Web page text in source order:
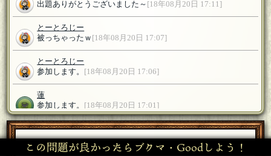
出題ありがとうございました～ [18年08月20日 17:11]
とーとろじー
被っちゃったｗ [18年08月20日 17:07]
とーとろじー
参加します。
[18年08月20日 17:06]
蓮
参加します。
[18年08月20日 17:01]
ぎんがけい
参加します[18年08月20日 16:54]
この問題が良かったらブクマ・Goodしよう！